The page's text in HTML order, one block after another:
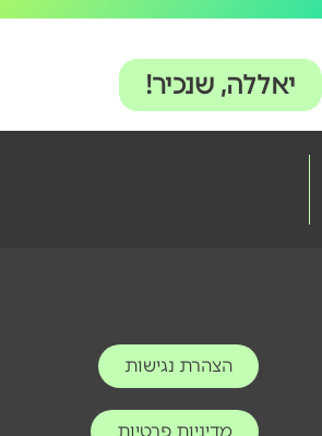
יאללה, שנכיר!
הצהרת נגישות
מדיניות פרטיות